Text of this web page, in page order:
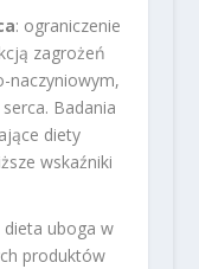
: ograniczenie
zagrożeń
naczyniowym,
Badania
diety
wskaźniki
dieta uboga w
produktów